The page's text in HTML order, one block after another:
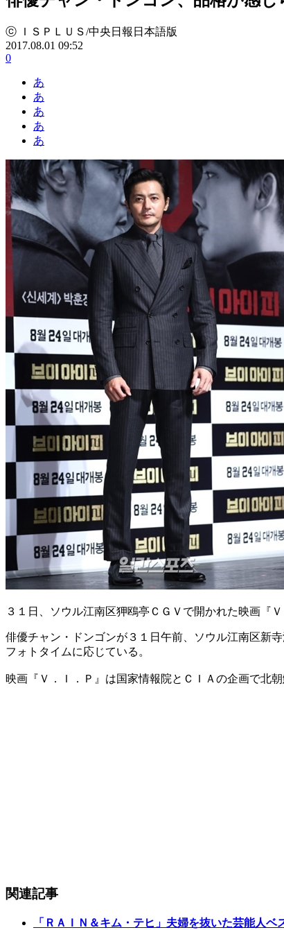
ⓒ ＩＳＰＬＵＳ/中央日報日本語版
2017.08.01 09:52
0
あ
あ
あ
あ
あ
３１日、ソウル江南区狎鴎亭ＣＧＶで開かれた映画『
俳優チャン・ドンゴンが３１日午前、ソウル江南区新
フォトタイムに応じている。
映画『Ｖ．Ｉ．Ｐ』は国家情報院とＣＩＡの企画で北
関連記事
「ＲＡＩＮ＆キム・テヒ」夫婦を抜いた芸能人ベ